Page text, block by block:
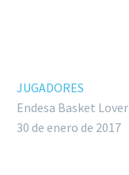
JUGADORES
Endesa Basket Lover
30 de enero de 2017